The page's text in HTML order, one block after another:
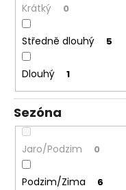
Krátký 0
Středně dlouhý 5
Dlouhý 1
Sezóna
Jaro/Podzim 0
Podzim/Zima 6